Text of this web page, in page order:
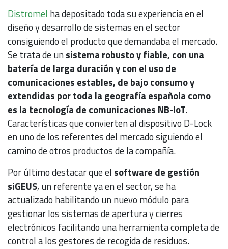
Distromel ha depositado toda su experiencia en el
diseño y desarrollo de sistemas en el sector
consiguiendo el producto que demandaba el mercado.
Se trata de unsistema robusto y fiable, con una
batería de larga duración y con el uso de
comunicaciones estables, de bajo consumo y
extendidas por toda la geografía española como
es la tecnología de comunicaciones NB-IoT.
Características que convierten al dispositivo D-Lock
en uno de los referentes del mercado siguiendo el
camino de otros productos de la compañía.
Por último destacar que el software de gestión
siGEUS, un referente ya en el sector, se ha
actualizado habilitando un nuevo módulo para
gestionar los sistemas de apertura y cierres
electrónicos facilitando una herramienta completa de
control a los gestores de recogida de residuos.